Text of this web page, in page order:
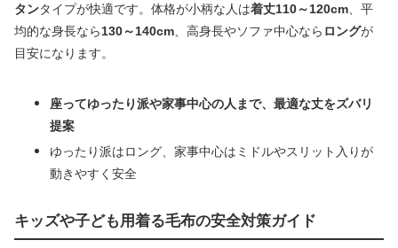
タンタイプが快適です。体格が小柄な人は着丈110～120cm 、平
均的な身長なら130～140cm 、高身長やソファ中心なら ロングが
目安になります。
座ってゆったり派や家事中心の人まで、最適な丈をズバリ
提案
ゆったり派はロング、家事中心はミドルやスリット入りが
動きやすく安全
キッズや子ども用着る毛布の安全対策ガイド